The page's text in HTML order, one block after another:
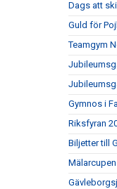
Dags att
Guld för
Teamgym
Gymnos i
Riksfyran
Biljetter till